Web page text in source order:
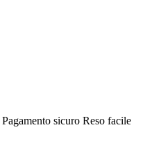
Pagamento sicuro Reso facile